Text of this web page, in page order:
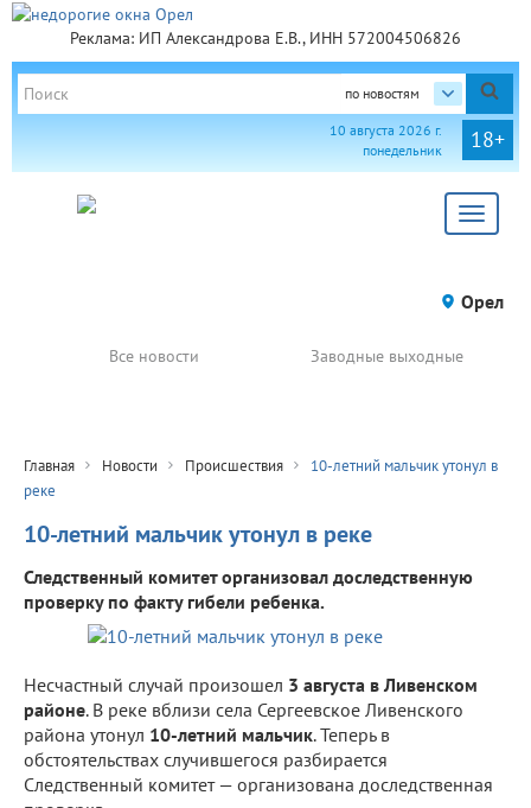
Реклама: ИП Александрова Е.В., ИНН 572004506826
по новостям
18+
10 августа 2026 г.
понедельник
Toggle
Орел
Все новости Заводные выходные
Главная Новости Происшествия
10-летний мальчик утонул в
реке
10-летний мальчик утонул в реке
Следственный комитет организовал доследственную
проверку по факту гибели ребенка.
Несчастный случай произошел 3 августа в Ливенском
районе. В реке вблизи села Сергеевское Ливенского
района утонул 10-летний мальчик. Теперь в
обстоятельствах случившегося разбирается
Следственный комитет — организована доследственная